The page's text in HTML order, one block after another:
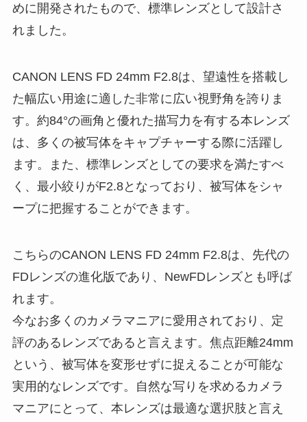
めに開発されたもので、標準レンズとして設計さ
れました。
CANON LENS FD 24mm F2.8は、望遠性を搭載し
た幅広い用途に適した非常に広い視野角を誇りま
す。約84°の画角と優れた描写力を有する本レンズ
は、多くの被写体をキャプチャーする際に活躍し
ます。また、標準レンズとしての要求を満たすべ
く、最小絞りがF2.8となっており、被写体をシャ
ープに把握することができます。
こちらのCANON LENS FD 24mm F2.8は、先代の
FDレンズの進化版であり、NewFDレンズとも呼ば
れます。
今なお多くのカメラマニアに愛用されており、定
評のあるレンズであると言えます。焦点距離24mm
という、被写体を変形せずに捉えることが可能な
実用的なレンズです。自然な写りを求めるカメラ
マニアにとって、本レンズは最適な選択肢と言え